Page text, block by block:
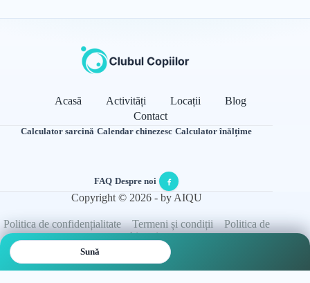
Sună
Acasă Activități Locații
Blog
Contact
Calculator sarcină·Calendar chinezesc·Calculator înălțime
FAQ·Despre noi·
Copyright © 2026 - by AIQU
Politica de confidențialitate Termeni și condiții
Politica de
cookie-uri